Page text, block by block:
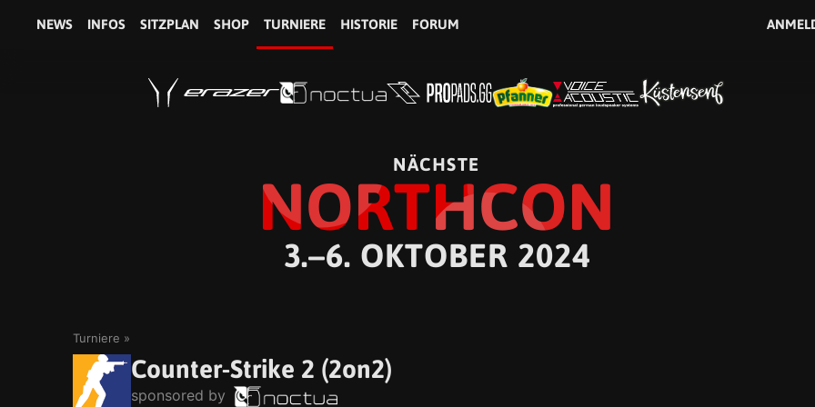
NEWS INFOS SITZPLAN SHOP TURNIERE HISTORIE FORUM
NÄCHSTE
NORTHCON
3.–6. OKTOBER 2024
Turniere
Counter-Strike 2 (2on2)
sponsored by